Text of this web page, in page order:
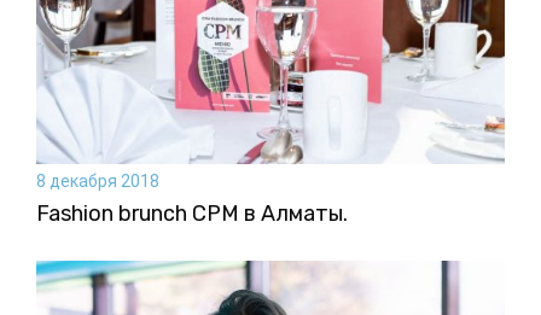
8 декабря 2018
Fashion brunch CPM в Алматы.